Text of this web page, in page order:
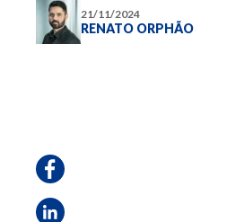
21/11/2024
RENATO ORPHÃO